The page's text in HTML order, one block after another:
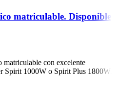
matriculable. Disponible
matriculable con excelente
Spirit 1000W o Spirit Plus 1800W.